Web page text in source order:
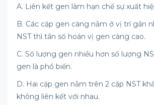
A. Liên kết gen làm hạn chế sự xuất
B. Các cặp gen càng nằm ở vị trí gần
NST thì tần số hoán vị gen càng cao.
C. Số lượng gen nhiều hơn số lượng
gen là phổ biến.
D. Hai cặp gen nằm trên 2 cặp NST
không liên kết với nhau.